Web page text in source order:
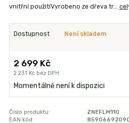
vnitřní použitíVyrobeno ze dřeva tr...
Dostupnost Není skladem
2 699 Kč
2 231 Kč bez DPH
Momentálně není k dispozici
Číslo produktu:
ZNEFLM110
EAN kód: